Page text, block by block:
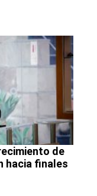
de
hacia finales